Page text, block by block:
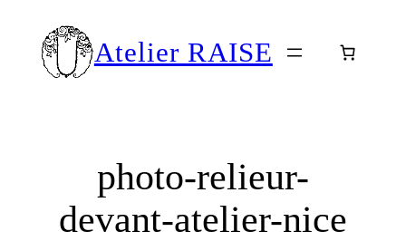
contenu
Atelier RAISE
photo-relieur-
devant-atelier-nice